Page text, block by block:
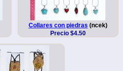
Collares con piedras (ncek)
Precio $4.50